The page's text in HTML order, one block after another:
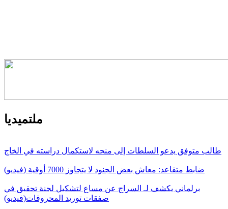
ملتميديا
طالب متوفق يدعو السلطات إلى منحه لاستكمال دراسته في الخاج
ضابط متقاعد: معاش بعض الجنود لا يتجاوز 7000 أوقية (فيديو)
برلماني يكشف لـ السراج عن مساع لتشكيل لجنة تحقيق في
صفقات توريد المحروقات(فيديو)